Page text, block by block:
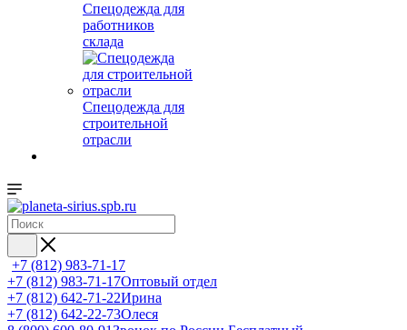
Спецодежда для
работников
склада
Спецодежда для
строительной
отрасли
+7 (812) 983-71-17
+7 (812) 983-71-17Оптовый отдел
+7 (812) 642-71-22Ирина
+7 (812) 642-22-73Олеся